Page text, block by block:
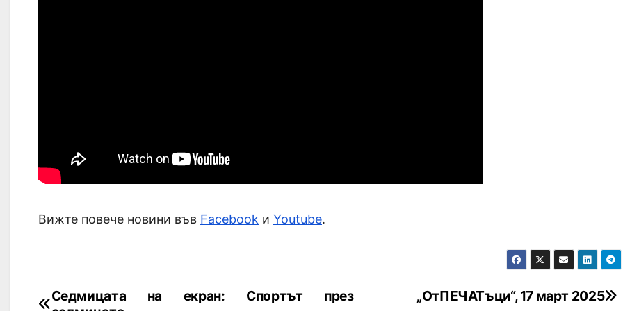
Вижте повече новини във Facebook и Youtube.
„ОтПЕЧАТъци“, 17 март 2025
Седмицата на екран: Спортът през